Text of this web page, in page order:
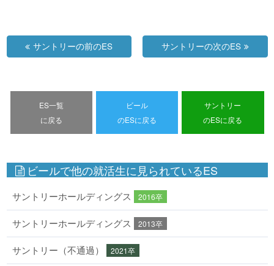
サントリーの前のES サントリーの次のES
ES一覧
に戻る
ビール
のESに戻る
サントリー
のESに戻る
ビールで他の就活生に見られているES
サントリーホールディングス 2016卒
サントリーホールディングス 2013卒
サントリー（不通過） 2021卒